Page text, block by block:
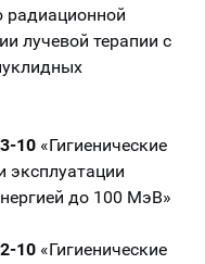
радиационной
лучевой терапии с
10 «Гигиенические
эксплуатации
до 100 МэВ»
10 «Гигиенические